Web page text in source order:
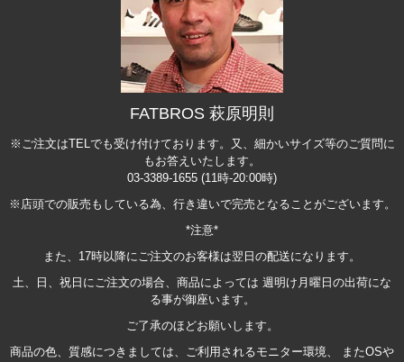
FATBROS 萩原明則
※ご注文はTELでも受け付けております。又、細かいサイズ等のご質問に
もお答えいたします。
03-3389-1655 (11時-20:00時)
※店頭での販売もしている為、行き違いで完売となることがございます。
*注意*
また、17時以降にご注文のお客様は翌日の配送になります。
土、日、祝日にご注文の場合、商品によっては 週明け月曜日の出荷にな
る事が御座います。
ご了承のほどお願いします。
商品の色、質感につきましては、ご利用されるモニター環境、 またOSや